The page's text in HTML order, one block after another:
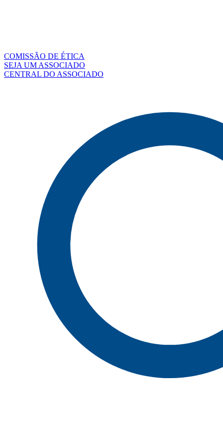
COMISSÃO DE ÉTICA
SEJA UM ASSOCIADO
CENTRAL DO ASSOCIADO